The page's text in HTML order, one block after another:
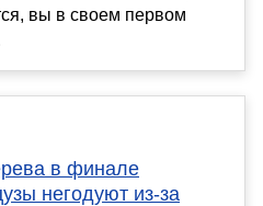
вы в своем первом
в финале
негодуют из-за